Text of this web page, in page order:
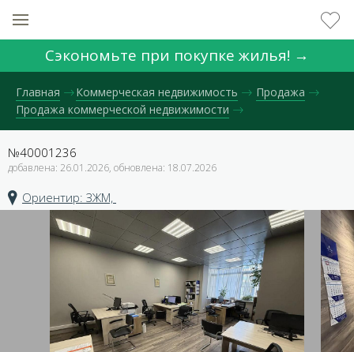
Сэкономьте при покупке жилья! →
Главная Коммерческая недвижимость
Продажа
Продажа коммерческой недвижимости
№40001236
добавлена: 26.01.2026, обновлена: 18.07.2026
Ориентир: ЗЖМ,